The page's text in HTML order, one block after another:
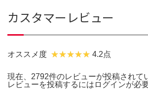
カスタマーレビュー
オススメ度 4.2点
現在、2792件のレビューが投稿されて
レビューを投稿するには ログインが必